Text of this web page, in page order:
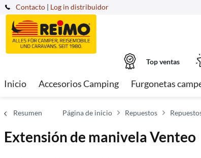
Contacto | Log in distribuidor
Top ventas
Inicio Accesorios Camping Furgonetas
Resumen Página de inicio Repuestos
Extensión de manivela Venteo